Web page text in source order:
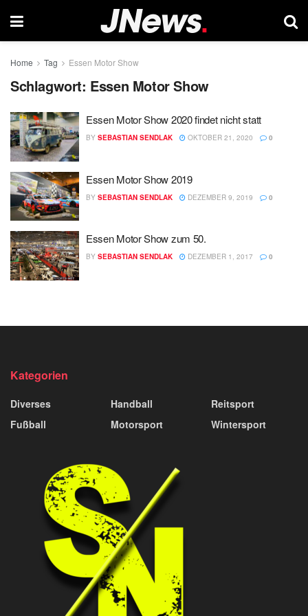
Home Tag Essen Motor Show
Schlagwort: Essen Motor Show
Essen Motor Show 2020 findet nicht statt
BY SEBASTIAN SENDLAK OKTOBER 21, 2020 0
Essen Motor Show 2019
BY SEBASTIAN SENDLAK DEZEMBER 9, 2019 0
Essen Motor Show zum 50.
BY SEBASTIAN SENDLAK DEZEMBER 1, 2017 0
Kategorien
Diverses
Fußball
Handball
Motorsport
Reitsport
Wintersport